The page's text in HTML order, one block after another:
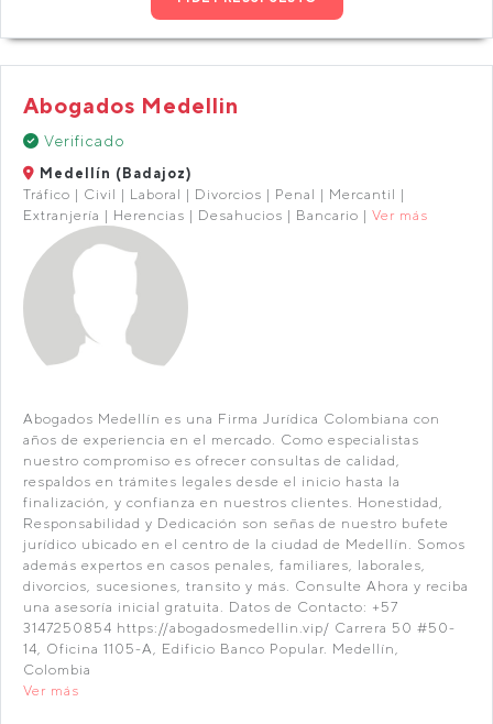
Abogados Medellin
Verificado
Medellín (Badajoz)
Tráfico | Civil | Laboral | Divorcios | Penal | Mercantil |
Extranjería | Herencias | Desahucios | Bancario | Ver más
Abogados Medellín es una Firma Jurídica Colombiana con
años de experiencia en el mercado. Como especialistas
nuestro compromiso es ofrecer consultas de calidad,
respaldos en trámites legales desde el inicio hasta la
finalización, y confianza en nuestros clientes. Honestidad,
Responsabilidad y Dedicación son señas de nuestro bufete
jurídico ubicado en el centro de la ciudad de Medellín. Somos
además expertos en casos penales, familiares, laborales,
divorcios, sucesiones, transito y más. Consulte Ahora y reciba
una asesoría inicial gratuita. Datos de Contacto: +57
3147250854 https://abogadosmedellin.vip/ Carrera 50 #50-
14, Oficina 1105-A, Edificio Banco Popular. Medellín,
Colombia
Ver más